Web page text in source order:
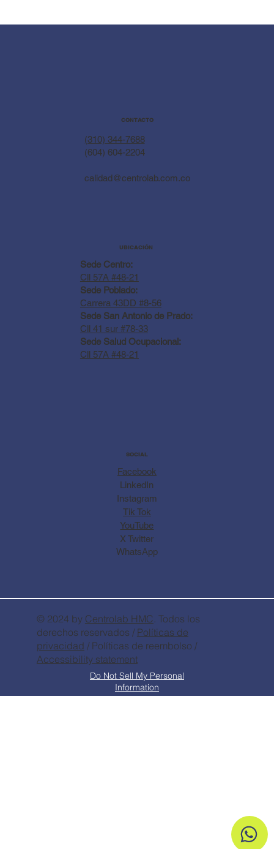
CONTACTO
(310) 344-7688
(604) 604-2204
calidad@centrolab.com.co
UBICACIÓN
Sede Centro:
Cll 57A #48-21
Sede Poblado:
Carrera 43DD #8-56
Sede San Antonio de Prado:
Cll 41 sur #78-33
Sede Salud Ocupacional:
Cll 57A #48-21
SOCIAL
Facebook
Instagram
LinkedIn
Tik Tok
YouTube
X Twitter
WhatsApp
Do Not Sell My Personal
Information
© 2024 by Centrolab HMC . Todos los
derechos reservados / Políticas de
privacidad / Políticas de reembolso /
Accessibility statement